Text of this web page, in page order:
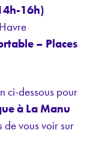
16h)
– Places
ci-dessous pour
à La Manu
de vous voir sur